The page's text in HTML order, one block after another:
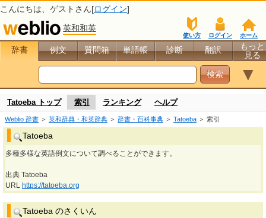
こんにちは、 ゲスト さん[ログイン]
英和和英
ホーム
ログイン
使い方
辞書 例文 質問箱 単語帳 診断 翻訳
もっと
見る
▼
Tatoeba トップ 索引 ランキング ヘルプ
Weblio 辞書 ＞ 英和辞典・和英辞典 ＞ 辞書・百科事典 ＞ Tatoeba ＞ 索引
Tatoeba
多種多様な英語例文について調べることができます。
出典 Tatoeba
URL https://tatoeba.org
Tatoeba のさくいん